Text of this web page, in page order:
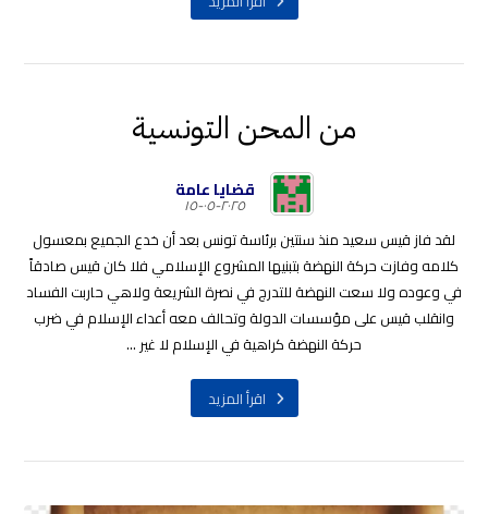
من المحن التونسية
قضايا عامة
٢٠٢٥-٠٥-١٥
لقد فاز قيس سعيد منذ سنتين برئاسة تونس بعد أن خدع الجميع بمعسول
كلامه وفازت حركة النهضة بتبنيها المشروع الإسلامي فلا كان قيس صادقاً
في وعوده ولا سعت النهضة للتدرج في نصرة الشريعة ولاهي حاربت الفساد
وانقلب قيس على مؤسسات الدولة وتحالف معه أعداء الإسلام في ضرب
حركة النهضة كراهية في الإسلام لا غير ...
اقرأ المزيد